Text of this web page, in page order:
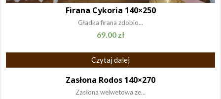
Firana Cykoria 140×250
Gładka firana zdobio...
69.00 zł
Czytaj dalej
Zasłona Rodos 140×270
Zasłona welwetowa ze...